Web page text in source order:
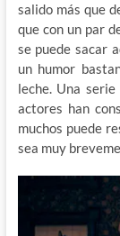
salido más que
que con un par
se puede sacar
un humor
leche. Una
actores han
muchos puede
sea muy